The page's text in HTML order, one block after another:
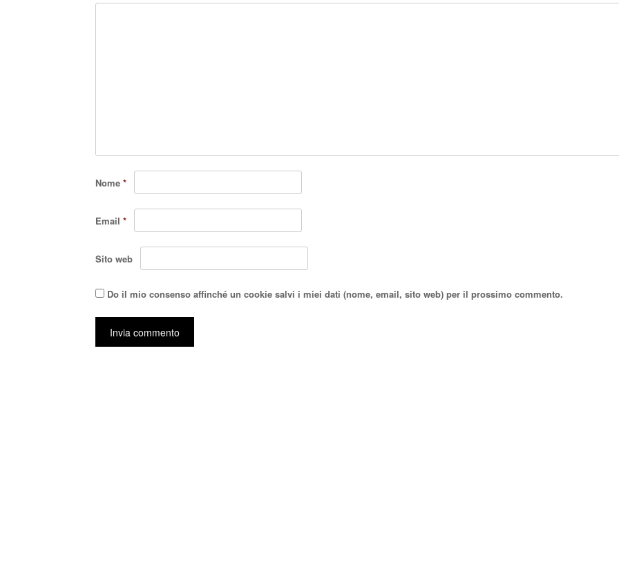
Nome *
Email *
Sito web
Do il mio consenso affinché un cookie salvi i miei dati (nome, email, sito web) per il prossimo commento.